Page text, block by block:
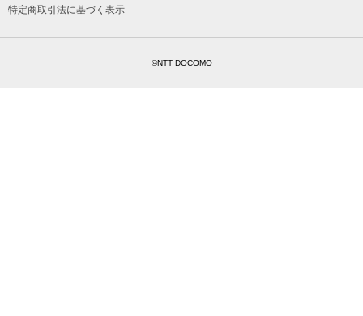
特定商取引法に基づく表示
©NTT DOCOMO